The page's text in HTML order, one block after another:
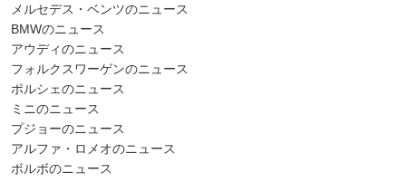
メルセデス・ベンツのニュース
BMWのニュース
アウディのニュース
フォルクスワーゲンのニュース
ポルシェのニュース
ミニのニュース
プジョーのニュース
アルファ・ロメオのニュース
ボルボのニュース